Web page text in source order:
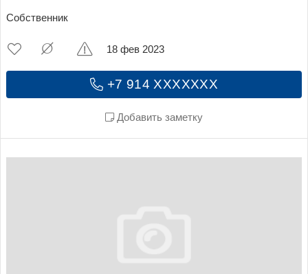
Собственник
+7 914 XXXXXXX
Добавить заметку
18 фев 2023